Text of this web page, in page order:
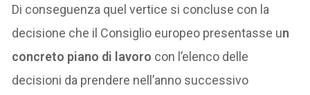
Di conseguenza quel vertice si concluse con la
decisione che il Consiglio europeo presentasse un
concreto piano di lavoro con l’elenco delle
decisioni da prendere nell’anno successivo